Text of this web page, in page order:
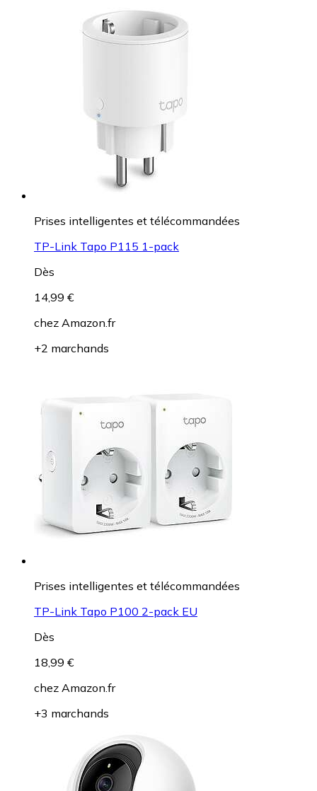
Prises intelligentes et télécommandées
TP-Link Tapo P115 1-pack
Dès
14,99 €
chez Amazon.fr
+2 marchands
Prises intelligentes et télécommandées
TP-Link Tapo P100 2-pack EU
Dès
18,99 €
chez Amazon.fr
+3 marchands